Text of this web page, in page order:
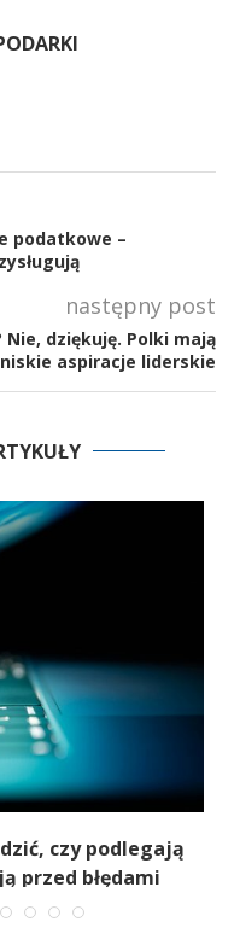
podatkowe –
następny post
dziękuję. Polki mają
niskie aspiracje liderskie
czy podlegają
przed błędami